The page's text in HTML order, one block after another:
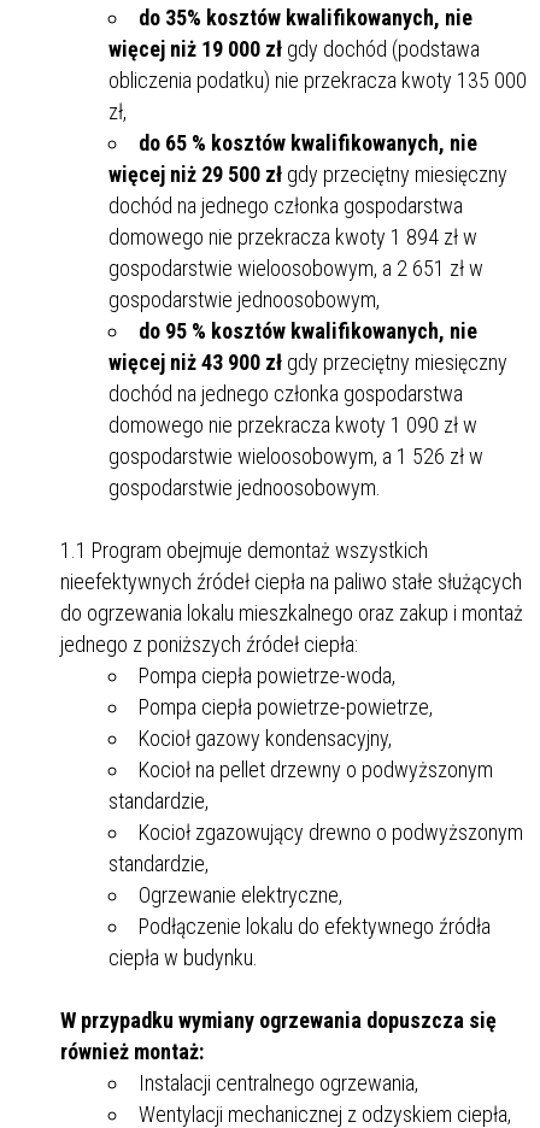
do 35% kosztów kwalifikowanych, nie
więcej niż 19 000 zł gdy dochód (podstawa
obliczenia podatku) nie przekracza kwoty 135 000
zł,
do 65 % kosztów kwalifikowanych, nie
więcej niż 29 500 zł gdy przeciętny miesięczny
dochód na jednego członka gospodarstwa
domowego nie przekracza kwoty 1 894 zł w
gospodarstwie wieloosobowym, a 2 651 zł w
gospodarstwie jednoosobowym,
do 95 % kosztów kwalifikowanych, nie
więcej niż 43 900 zł gdy przeciętny miesięczny
dochód na jednego członka gospodarstwa
domowego nie przekracza kwoty 1 090 zł w
gospodarstwie wieloosobowym, a 1 526 zł w
gospodarstwie jednoosobowym.
1.1 Program obejmuje demontaż wszystkich
nieefektywnych źródeł ciepła na paliwo stałe służących
do ogrzewania lokalu mieszkalnego oraz zakup i montaż
jednego z poniższych źródeł ciepła:
Pompa ciepła powietrze-woda,
Pompa ciepła powietrze-powietrze,
Kocioł gazowy kondensacyjny,
Kocioł na pellet drzewny o podwyższonym
standardzie,
Kocioł zgazowujący drewno o podwyższonym
standardzie,
Ogrzewanie elektryczne,
Podłączenie lokalu do efektywnego źródła
ciepła w budynku.
W przypadku wymiany ogrzewania dopuszcza się
również montaż:
Instalacji centralnego ogrzewania,
Wentylacji mechanicznej z odzyskiem ciepła,